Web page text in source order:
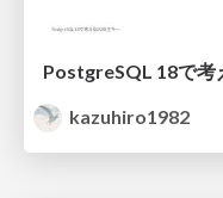
PostgreSQL 18で考
kazuhiro1982